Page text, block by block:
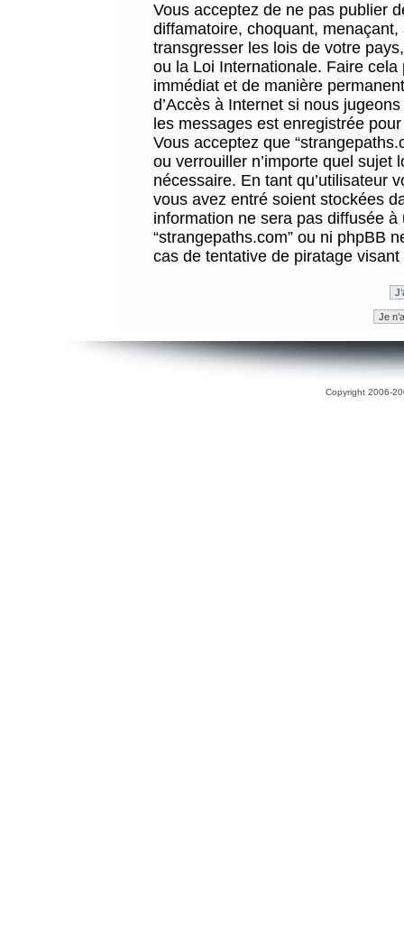
Vous acceptez de ne pas publier
diffamatoire, choquant,
transgresser les lois de votre
ou la Loi Internationale. Faire
immédiat et de manière
d’Accès à Internet si nous
les messages est enregistrée
Vous acceptez que
ou verrouiller n’importe quel sujet
nécessaire. En tant qu’utilisateur
vous avez entré soient stockées
information ne sera pas diffusée
“strangepaths.com” ou ni phpBB
cas de tentative de piratage
Copyright 2006-